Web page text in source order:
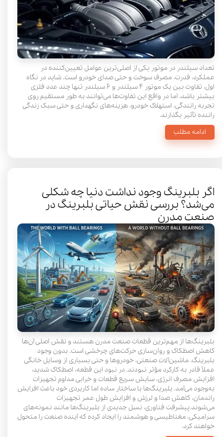
تعداد سیلندر در موتور یکی از اصلی‌ترین عوامل تعیین‌کننده در
عملکرد، قدرت، مصرف سوخت و حتی صدای خودرو است. شاید در نگاه
اول، تفاوت بین یک موتور ۴ سیلندر و ۶ سیلندر تنها چند عدد فلزی
بیشتر باشد، اما در واقع این تفاوت‌ها می‌توانند به طور مستقیم روی
تجربه رانندگی، استهلاک خودرو، هزینه‌های نگهداری و حتی سبک زندگی
راننده تأثیر بگذارند.
ادامه مطلب
اگر بلبرینگ وجود نداشت دنیا چه شکلی
می‌شد؟ بررسی نقش حیاتی بلبرینگ در
صنعت مدرن
بلبرینگ‌ها از مهم‌ترین قطعات صنعت مدرن هستند و نقش اصلی آن‌ها
کاهش اصطکاک و روان‌سازی حرکت‌های چرخشی است. بدون وجود
بلبرینگ، ماشین‌آلات صنعتی، خودروها و حتی بسیاری از وسایل خانگی
عملاً قادر به کارکرد مؤثر نبودند. در نبود این قطعه، اصطکاک شدید،
افزایش مصرف انرژی، سایش سریع قطعات و خرابی مداوم تجهیزات
به‌وجود می‌آمد. بلبرینگ‌ها با ساختار ساده اما کاربردی خود باعث افزایش
راندمان، کاهش صدا و لرزش و افزایش طول عمر تجهیزات
می‌شوند.پیشرفت فناوری، نسل جدیدی از بلبرینگ‌ها مانند نمونه‌های
سرامیکی، مغناطیسی و هوشمند را ایجاد کرده که آینده صنعت را متحول
خواهند کرد.